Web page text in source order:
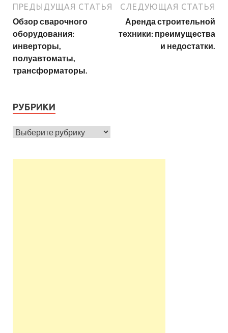
ПРЕДЫДУЩАЯ СТАТЬЯ
Обзор сварочного
оборудования:
инверторы,
полуавтоматы,
трансформаторы.
СЛЕДУЮЩАЯ СТАТЬЯ
Аренда строительной
техники: преимущества
и недостатки.
РУБРИКИ